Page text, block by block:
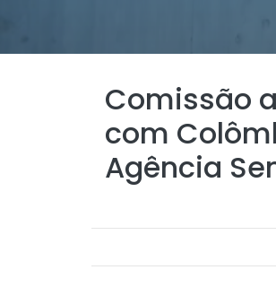
Comissão
com
Agência